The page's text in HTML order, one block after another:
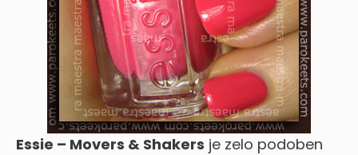
Essie – Movers & Shakers je zelo podoben